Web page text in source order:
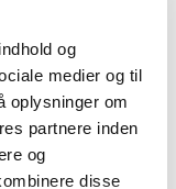
og
medier og til
oplysninger om
partnere inden
og
disse
Stefans
meddelt, at